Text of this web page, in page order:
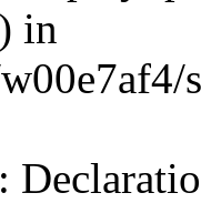
in